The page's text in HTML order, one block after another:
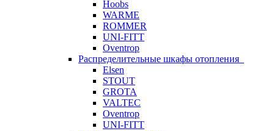
Hoobs
WARME
ROMMER
UNI-FITT
Oventrop
Распределительные шкафы отопления
Elsen
STOUT
GROTA
VALTEC
Oventrop
UNI-FITT